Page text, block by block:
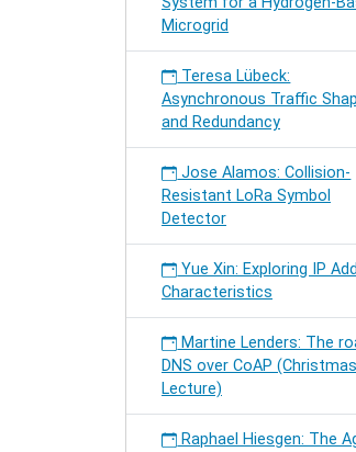
Microgrid
Teresa Lübeck:
Asynchronous Traffic
and Redundancy
Jose Alamos: Collision-
Resistant LoRa Symbol
Detector
Yue Xin: Exploring IP
Characteristics
Martine Lenders: The
DNS over CoAP (Christmas
Lecture)
Raphael Hiesgen: The